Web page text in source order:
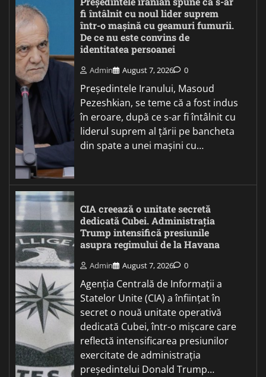
fi întâlnit cu noul lider suprem
într-o mașină cu geamuri fumurii.
De ce nu este convins de
identitatea persoanei
Admin August 7, 2026 0
Președintele Iranului, Masoud
Pezeshkian, se teme că a fost indus
în eroare, după ce s-ar fi întâlnit cu
liderul suprem al țării pe bancheta
din spate a unei mașini cu…
CIA creează o unitate secretă
dedicată Cubei. Administrația
Trump intensifică presiunile
asupra regimului de la Havana
Admin August 7, 2026 0
Agenția Centrală de Informații a
Statelor Unite (CIA) a înființat în
secret o nouă unitate operativă
dedicată Cubei, într-o mișcare care
reflectă intensificarea presiunilor
exercitate de administrația
președintelui Donald Trump…